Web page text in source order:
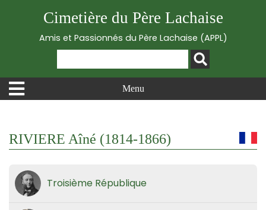
Cimetière du Père Lachaise
Amis et Passionnés du Père Lachaise (APPL)
Menu
RIVIERE Aîné (1814-1866)
Troisième République